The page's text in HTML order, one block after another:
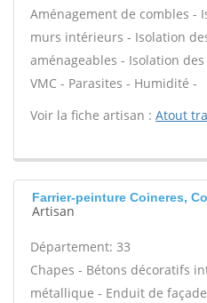
Aménagement de combles -
murs intérieurs - Isolation
aménageables - Isolation
VMC - Parasites - Humidité -
Voir la fiche artisan : Atout
Farrier-peinture Coineres,
Artisan
Département: 33
Chapes - Bétons décoratifs
métallique - Enduit de